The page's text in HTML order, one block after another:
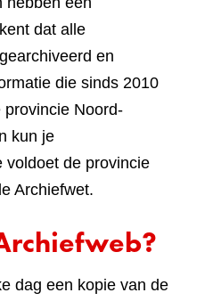
dat alle
en
die sinds 2010
Noord-
kun je
voldoet de provincie
Archiefwet.
dag een kopie van de